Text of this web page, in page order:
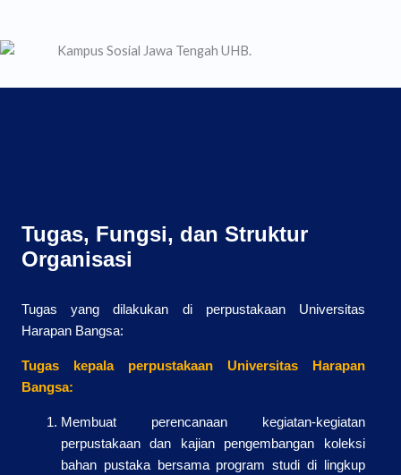
Tugas, Fungsi, dan Struktur
Organisasi
Tugas yang dilakukan di perpustakaan Universitas
Harapan Bangsa:
Tugas kepala perpustakaan Universitas Harapan
Bangsa:
Membuat perencanaan kegiatan-kegiatan
perpustakaan dan kajian pengembangan koleksi
bahan pustaka bersama program studi di lingkup